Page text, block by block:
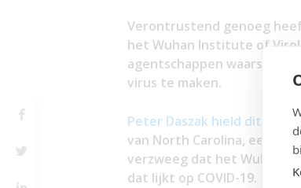
Verontrustend genoeg
het Wuhan Institute of
agentschappen
virus te maken.
Peter Daszak hield dit
van North Carolina, een
verzweeg dat het Wuhan
dat lijkt op COVID-19.